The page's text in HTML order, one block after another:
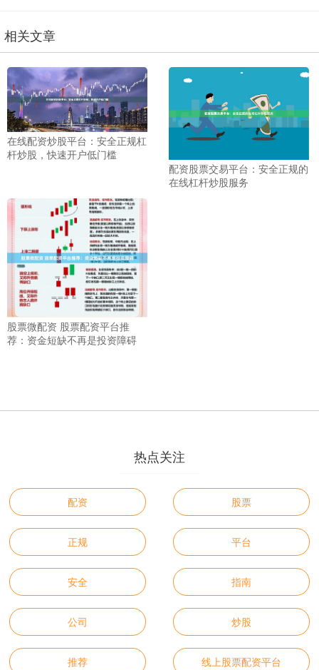
相关文章
在线配资炒股平台：安全正规杠
杆炒股，快速开户低门槛
配资股票交易平台：安全正规的
在线杠杆炒股服务
股票微配资 股票配资平台推
荐：资金短缺不再是投资障碍
热点关注
配资 股票
正规 平台
安全 指南
公司 炒股
推荐 线上股票配资平台